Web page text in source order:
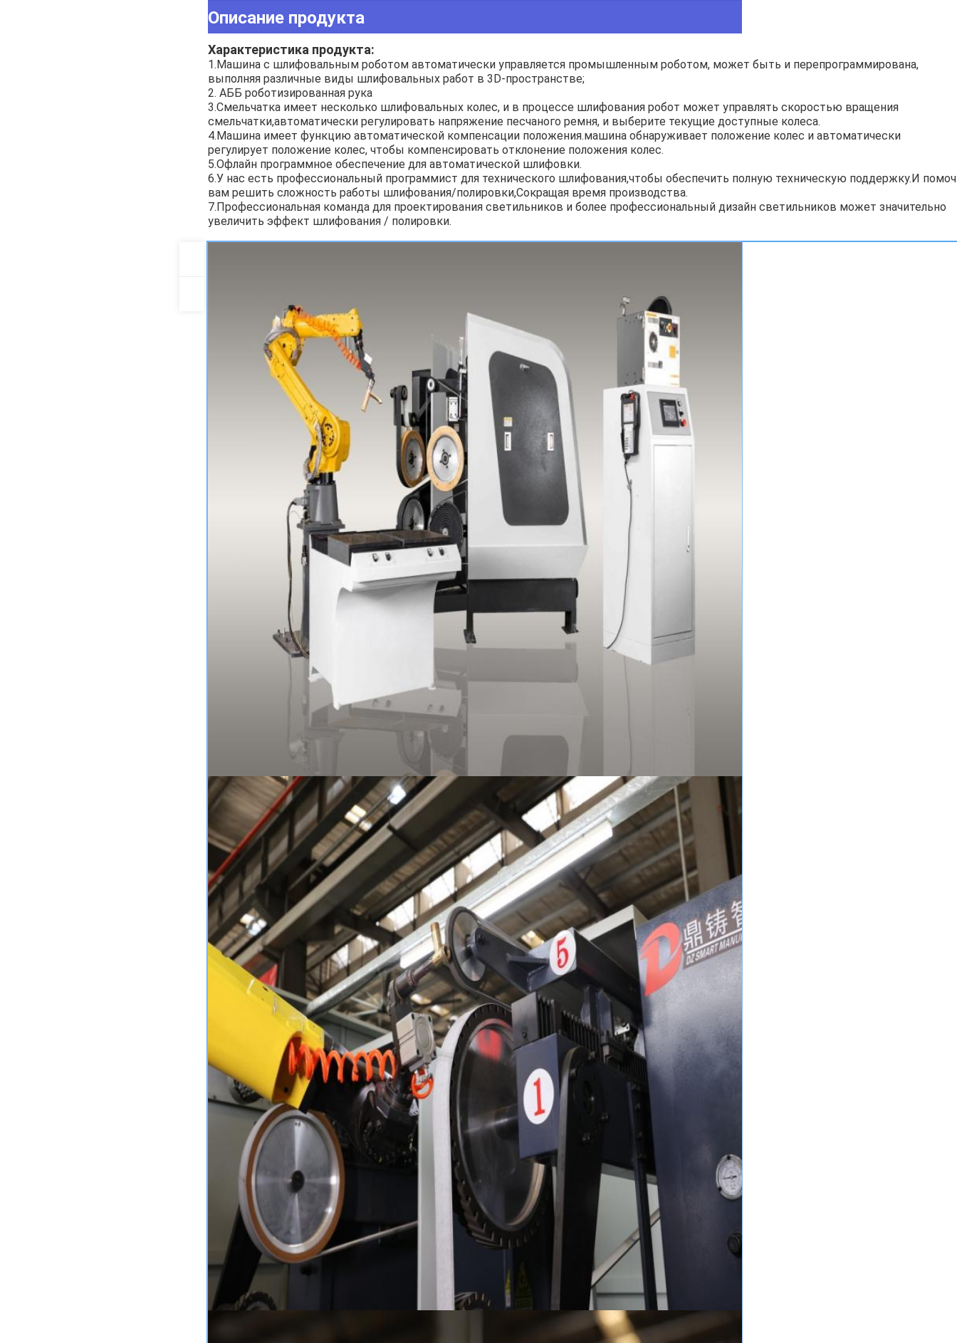
Описание продукта
Характеристика продукта:
1.Машина с шлифовальным роботом автоматически управляется промышленным роботом, может быть и перепрограммирована,
выполняя различные виды шлифовальных работ в 3D-пространстве;
2. АББ роботизированная рука
3.Смельчатка имеет несколько шлифовальных колес, и в процессе шлифования робот может управлять скоростью вращения
смельчатки,автоматически регулировать напряжение песчаного ремня, и выберите текущие доступные колеса.
4.Машина имеет функцию автоматической компенсации положения.машина обнаруживает положение колес и автоматически
регулирует положение колес, чтобы компенсировать отклонение положения колес.
5.Офлайн программное обеспечение для автоматической шлифовки.
6.У нас есть профессиональный программист для технического шлифования,чтобы обеспечить полную техническую поддержку.И
вам решить сложность работы шлифования/полировки,Сокращая время производства.
7.Профессиональная команда для проектирования светильников и более профессиональный дизайн светильников может значительно
увеличить эффект шлифования / полировки.